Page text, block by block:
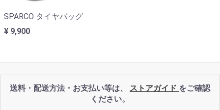
SPARCO タイヤバッグ
¥ 9,900
送料・配送方法・お支払い等は、 ストアガイド をご確認
ください。